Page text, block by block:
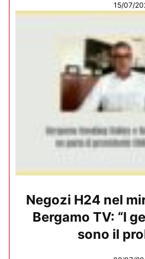
15/07/
Negozi H24 nel
Bergamo TV: “I
sono il